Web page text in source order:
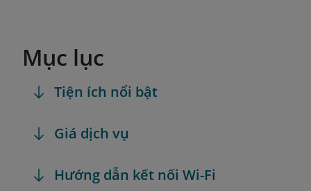
Mục lục
Tiện ích nổi bật
Giá dịch vụ
Hướng dẫn kết nối Wi-Fi